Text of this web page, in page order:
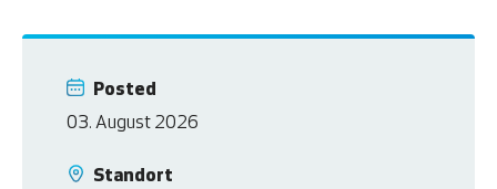
Posted
03. August 2026
Standort